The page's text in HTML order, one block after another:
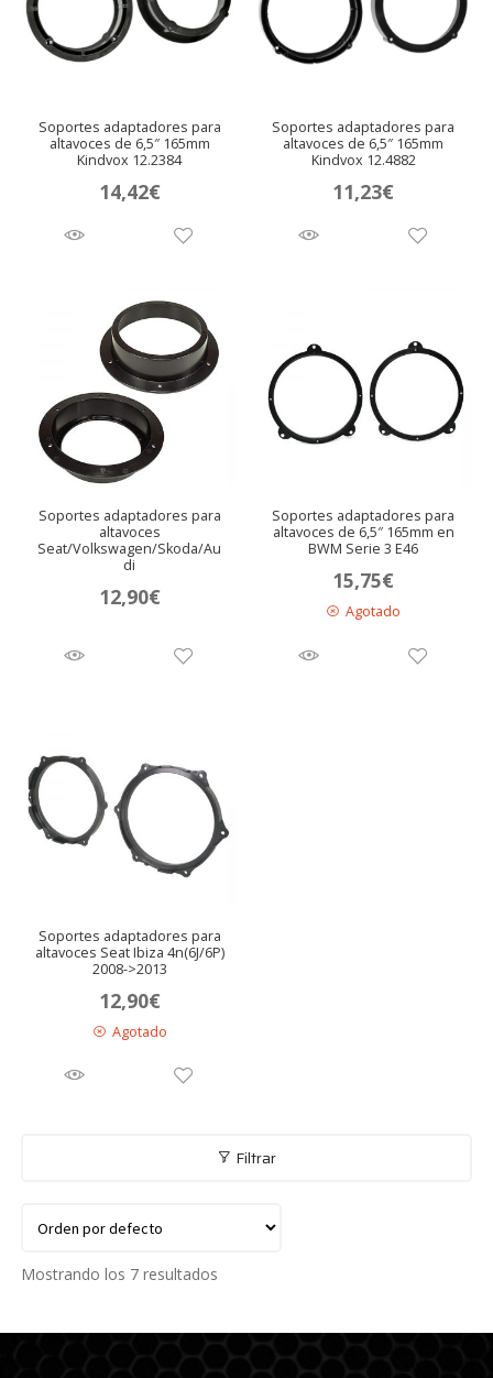
Soportes adaptadores para
altavoces de 6,5″ 165mm
Kindvox 12.2384
14,42€
Soportes adaptadores para
altavoces de 6,5″ 165mm
Kindvox 12.4882
11,23€
Soportes adaptadores para
altavoces
Seat/Volkswagen/Skoda/Au
di
12,90€
Soportes adaptadores para
altavoces de 6,5″ 165mm en
BWM Serie 3 E46
15,75€
Agotado
Soportes adaptadores para
altavoces Seat Ibiza 4n(6J/6P)
2008->2013
12,90€
Agotado
Filtrar
Mostrando los 7 resultados